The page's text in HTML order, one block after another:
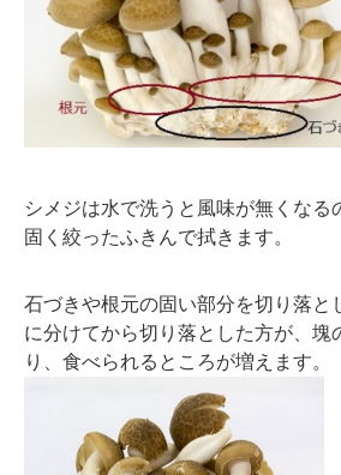
シメジは水で洗うと風味が無くなる
固く絞ったふきんで拭きます。
石づきや根元の固い部分を切り落と
に分けてから切り落とした方が、塊
り、食べられるところが増えます。